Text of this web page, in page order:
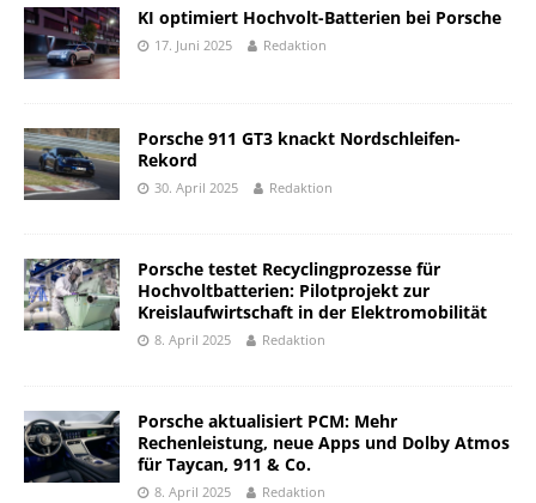
KI optimiert Hochvolt-Batterien bei Porsche
17. Juni 2025 Redaktion
Porsche 911 GT3 knackt Nordschleifen-
Rekord
30. April 2025 Redaktion
Porsche testet Recyclingprozesse für
Hochvoltbatterien: Pilotprojekt zur
Kreislaufwirtschaft in der Elektromobilität
8. April 2025 Redaktion
Porsche aktualisiert PCM: Mehr
Rechenleistung, neue Apps und Dolby Atmos
für Taycan, 911 & Co.
8. April 2025 Redaktion